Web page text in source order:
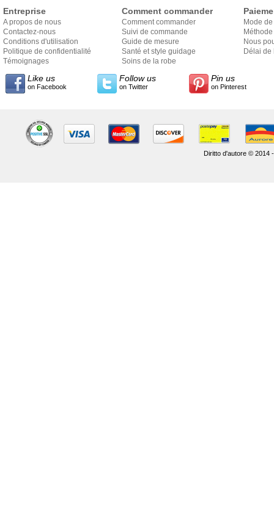
Entreprise
A propos de nous
Contactez-nous
Conditions d'utilisation
Politique de confidentialité
Témoignages
Comment commander
Comment commander
Suivi de commande
Guide de mesure
Santé et style guidage
Soins de la robe
Mode
Nous
Délai de
Like us
on Facebook
Follow us
on Twitter
Pin us
on Pinterest
Diritto d'autore © 2014